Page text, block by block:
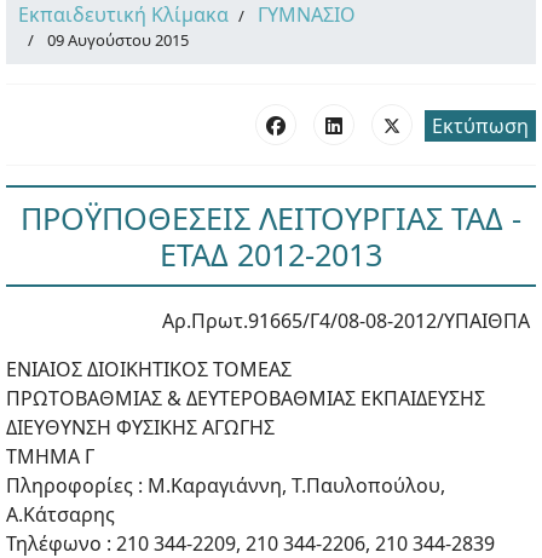
Εκπαιδευτική Κλίμακα ΓΥΜΝΑΣΙΟ
09 Αυγούστου 2015
Εκτύπωση
ΠΡΟΫΠΟΘΕΣΕΙΣ ΛΕΙΤΟΥΡΓΙΑΣ ΤΑΔ -
ΕΤΑΔ 2012-2013
Αρ.Πρωτ.91665/Γ4/08-08-2012/ΥΠΑΙΘΠΑ
ΕΝΙΑΙΟΣ ΔΙΟΙΚΗΤΙΚΟΣ ΤΟΜΕΑΣ
ΠΡΩΤΟΒΑΘΜΙΑΣ & ΔΕΥΤΕΡΟΒΑΘΜΙΑΣ ΕΚΠΑΙΔΕΥΣΗΣ
ΔΙΕΥΘΥΝΣΗ ΦΥΣΙΚΗΣ ΑΓΩΓΗΣ
ΤΜΗΜΑ Γ
Πληροφορίες : Μ.Καραγιάννη, Τ.Παυλοπούλου,
Α.Κάτσαρης
Τηλέφωνο : 210 344-2209, 210 344-2206, 210 344-2839